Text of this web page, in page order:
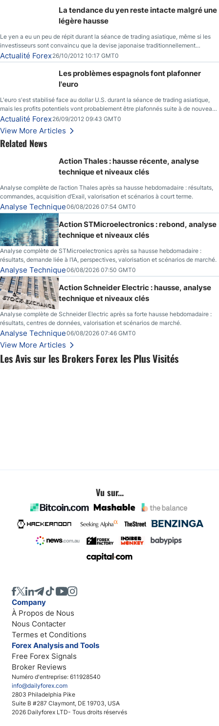
Les Avis sur les Brokers Forex les Plus Visités
La tendance du yen reste intacte malgré une
légère hausse
Le yen a eu un peu de répit durant la séance de trading asiatique, même si les
investisseurs sont convaincu que la devise japonaise traditionnellement
sécuritaire devrait chuter de façon importante après la réunion de la Banque du
Japon la semaine prochaine.
Actualité Forex 26/10/2012 10:17 GMT0
Les problèmes espagnols font plafonner
l'euro
L'euro s'est stabilisé face au dollar U.S. durant la séance de trading asiatique,
mais les profits potentiels vont probablement être plafonnés suite à de nouveaux
événements liés au renflouement en Espagne, renforçant les inquiétudes des
investisseurs.
Actualité Forex 26/09/2012 09:43 GMT0
View More Articles
Related News
Action Thales : hausse récente, analyse
technique et niveaux clés
Analyse complète de l’action Thales après sa hausse hebdomadaire : résultats,
commandes, acquisition d’Exail, valorisation et scénarios à court terme.
Analyse Technique06/08/2026 07:54 GMT0
Action STMicroelectronics : rebond, analyse
technique et niveaux clés
Analyse complète de STMicroelectronics après sa hausse hebdomadaire :
résultats, demande liée à l’IA, perspectives, valorisation et scénarios de marché.
Analyse Technique06/08/2026 07:50 GMT0
Action Schneider Electric : hausse, analyse
technique et niveaux clés
Analyse complète de Schneider Electric après sa forte hausse hebdomadaire :
résultats, centres de données, valorisation et scénarios de marché.
Analyse Technique06/08/2026 07:46 GMT0
View More Articles
Vu sur...
Numéro d'entreprise: 611928540
info@dailyforex.com
2803 Philadelphia Pike
Suite B #287 Claymont, DE 19703, USA
2026 Dailyforex LTD- Tous droits réservés
Company
À Propos de Nous
Nous Contacter
Termes et Conditions
Forex Analysis and Tools
Free Forex Signals
Broker Reviews